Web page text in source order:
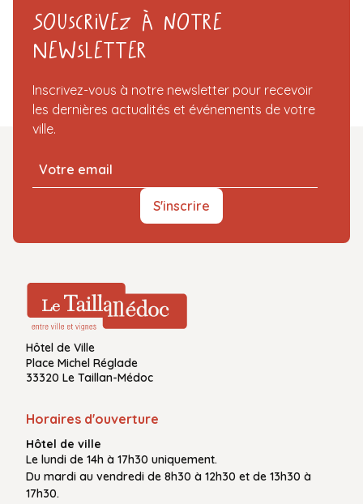
Souscrivez à notre
Newsletter
Inscrivez-vous à notre newsletter pour recevoir
les dernières actualités et événements de votre
ville.
S'inscrire
Hôtel de Ville
Place Michel Réglade
33320 Le Taillan-Médoc
Horaires d'ouverture
Hôtel de ville
Le lundi de 14h à 17h30 uniquement.
Du mardi au vendredi de 8h30 à 12h30 et de 13h30 à
17h30.